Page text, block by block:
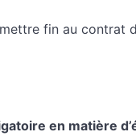
fin au contrat
en matière